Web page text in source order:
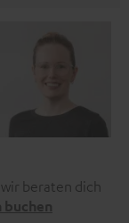
beraten dich
buchen